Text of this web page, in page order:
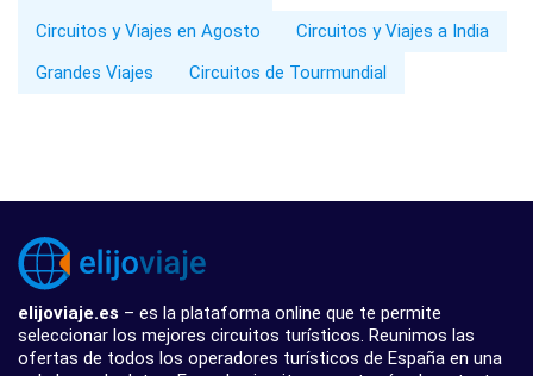
Circuitos y Viajes en Agosto
Circuitos y Viajes a India
Grandes Viajes
Circuitos de Tourmundial
elijoviaje.es – es la plataforma online que te permite
seleccionar los mejores circuitos turísticos. Reunimos las
ofertas de todos los operadores turísticos de España en una